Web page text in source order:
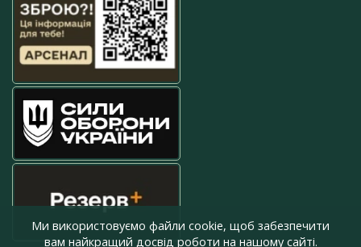
Ми використовуємо файли cookie, щоб забезпечити
вам найкращий досвід роботи на нашому сайті.